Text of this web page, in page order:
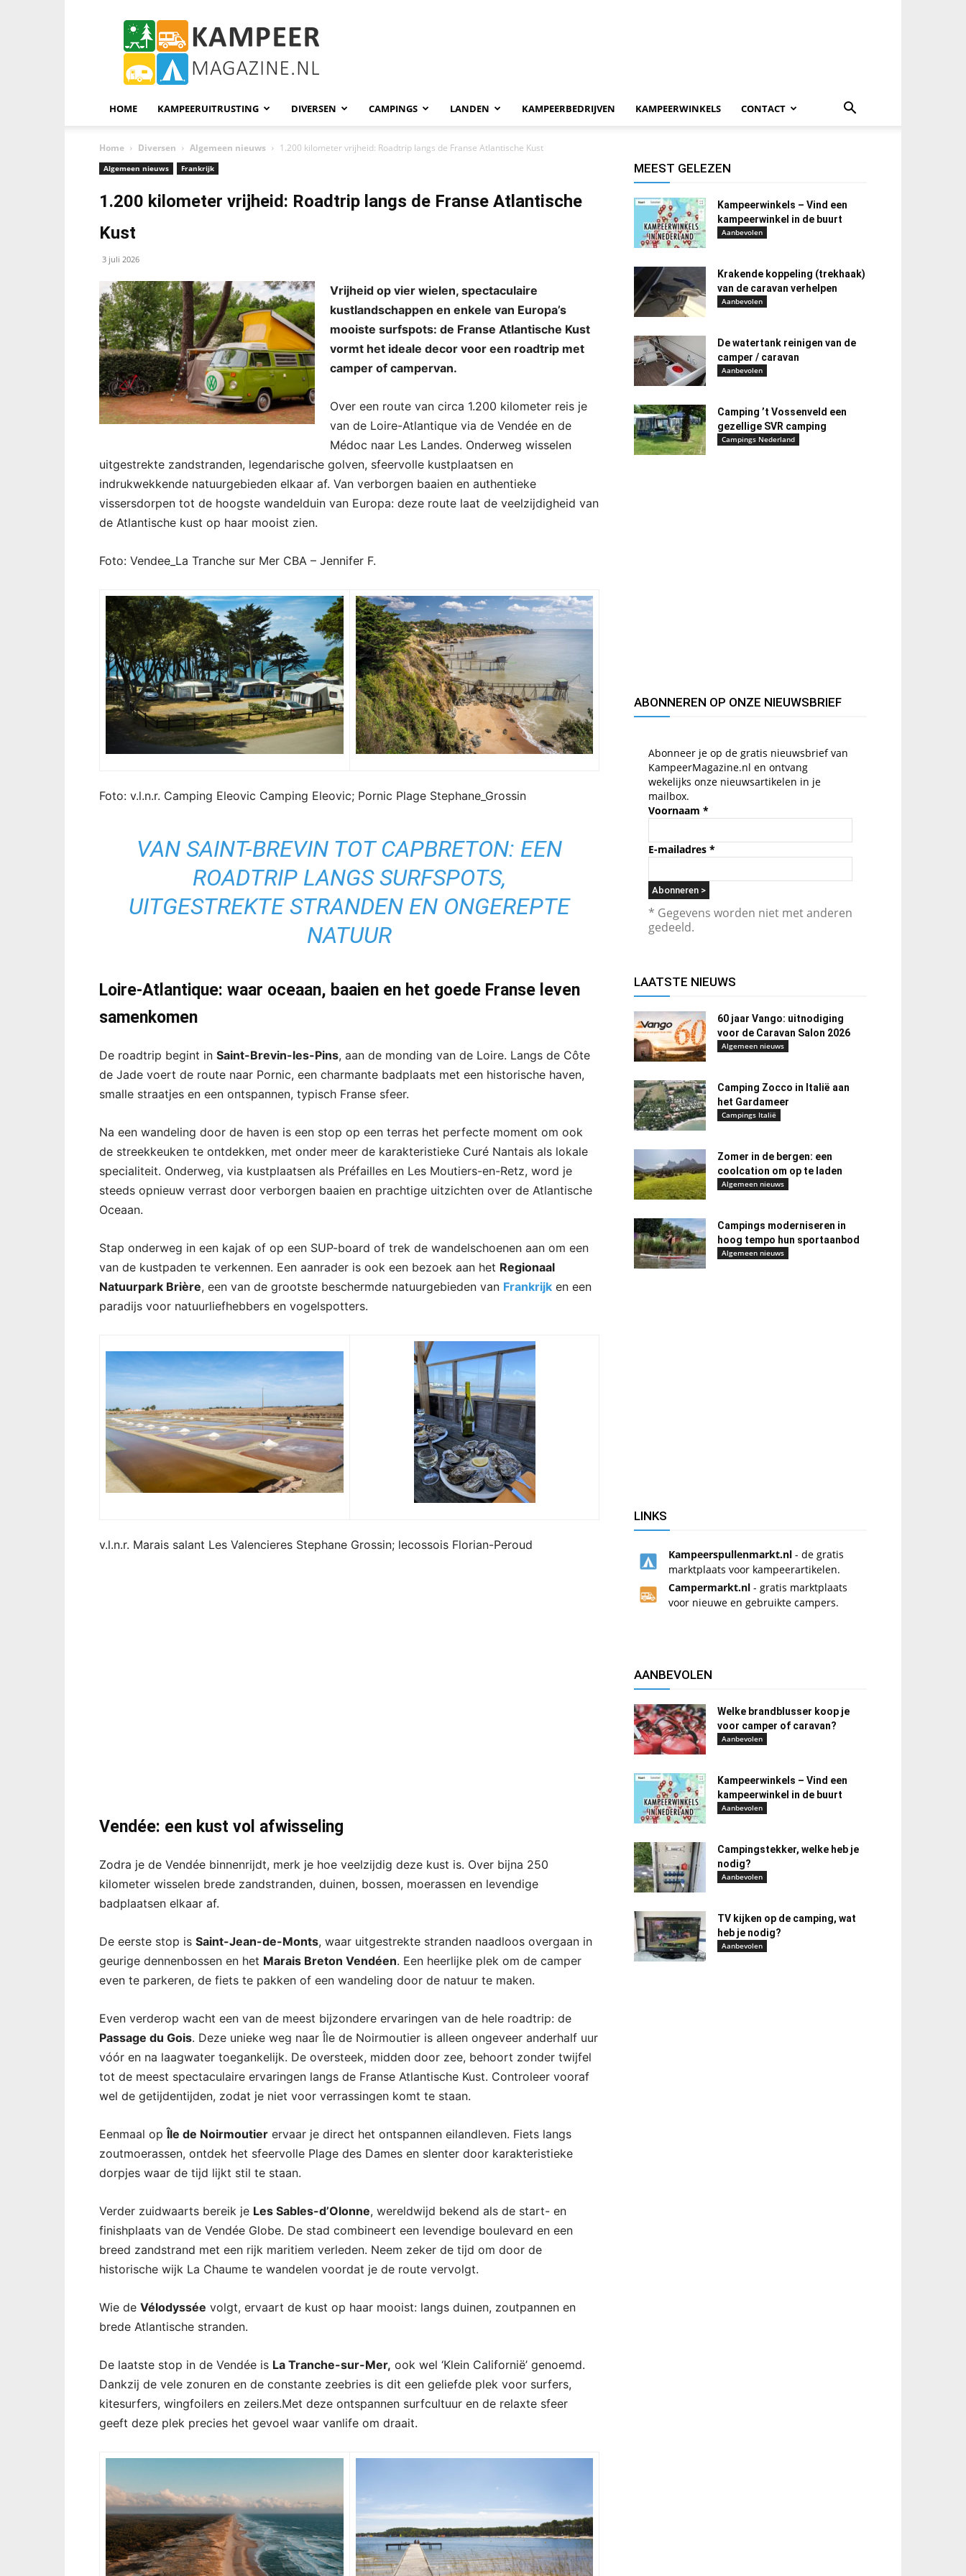
KampeerMagazine
HOME KAMPEERUITRUSTING DIVERSEN CAMPINGS LANDEN KAMPEERBEDRIJVEN KAMPEERWINKELS CONTACT
Home Diversen Algemeen nieuws 1.200 kilometer vrijheid: Roadtrip langs de Franse Atlantische Kust
Algemeen nieuws Frankrijk
1.200 kilometer vrijheid: Roadtrip langs de Franse Atlantische
Kust
3 juli 2026
Vrijheid op vier wielen, spectaculaire
kustlandschappen en enkele van Europa’s
mooiste surfspots: de Franse Atlantische Kust
vormt het ideale decor voor een roadtrip met
camper of campervan.
Over een route van circa 1.200 kilometer reis je
van de Loire-Atlantique via de Vendée en de
Médoc naar Les Landes. Onderweg wisselen
uitgestrekte zandstranden, legendarische golven, sfeervolle kustplaatsen en
indrukwekkende natuurgebieden elkaar af. Van verborgen baaien en authentieke
vissersdorpen tot de hoogste wandelduin van Europa: deze route laat de veelzijdigheid van
de Atlantische kust op haar mooist zien.
Foto: Vendee_La Tranche sur Mer CBA – Jennifer F.
Foto: v.l.n.r. Camping Eleovic Camping Eleovic; Pornic Plage Stephane_Grossin
VAN SAINT-BREVIN TOT CAPBRETON: EEN
ROADTRIP LANGS SURFSPOTS,
UITGESTREKTE STRANDEN EN ONGEREPTE
NATUUR
Loire-Atlantique: waar oceaan, baaien en het goede Franse leven
samenkomen
De roadtrip begint in Saint-Brevin-les-Pins, aan de monding van de Loire. Langs de Côte
de Jade voert de route naar Pornic, een charmante badplaats met een historische haven,
smalle straatjes en een ontspannen, typisch Franse sfeer.
Na een wandeling door de haven is een stop op een terras het perfecte moment om ook
de streekkeuken te ontdekken, met onder meer de karakteristieke Curé Nantais als lokale
specialiteit. Onderweg, via kustplaatsen als Préfailles en Les Moutiers-en-Retz, word je
steeds opnieuw verrast door verborgen baaien en prachtige uitzichten over de Atlantische
Oceaan.
Stap onderweg in een kajak of op een SUP-board of trek de wandelschoenen aan om een
van de kustpaden te verkennen. Een aanrader is ook een bezoek aan het Regionaal
Natuurpark Brière, een van de grootste beschermde natuurgebieden van Frankrijk en een
paradijs voor natuurliefhebbers en vogelspotters.
v.l.n.r. Marais salant Les Valencieres Stephane Grossin; lecossois Florian-Peroud
Vendée: een kust vol afwisseling
Zodra je de Vendée binnenrijdt, merk je hoe veelzijdig deze kust is. Over bijna 250
kilometer wisselen brede zandstranden, duinen, bossen, moerassen en levendige
badplaatsen elkaar af.
De eerste stop is Saint-Jean-de-Monts, waar uitgestrekte stranden naadloos overgaan in
geurige dennenbossen en het Marais Breton Vendéen. Een heerlijke plek om de camper
even te parkeren, de fiets te pakken of een wandeling door de natuur te maken.
Even verderop wacht een van de meest bijzondere ervaringen van de hele roadtrip: de
Passage du Gois. Deze unieke weg naar Île de Noirmoutier is alleen ongeveer anderhalf uur
vóór en na laagwater toegankelijk. De oversteek, midden door zee, behoort zonder twijfel
tot de meest spectaculaire ervaringen langs de Franse Atlantische Kust. Controleer vooraf
wel de getijdentijden, zodat je niet voor verrassingen komt te staan.
Eenmaal opÎle de Noirmoutier ervaar je direct het ontspannen eilandleven. Fiets langs
zoutmoerassen, ontdek het sfeervolle Plage des Dames en slenter door karakteristieke
dorpjes waar de tijd lijkt stil te staan.
Verder zuidwaarts bereik je Les Sables-d’Olonne, wereldwijd bekend als de start- en
finishplaats van de Vendée Globe. De stad combineert een levendige boulevard en een
breed zandstrand met een rijk maritiem verleden. Neem zeker de tijd om door de
historische wijk La Chaume te wandelen voordat je de route vervolgt.
Wie de Vélodyssée volgt, ervaart de kust op haar mooist: langs duinen, zoutpannen en
brede Atlantische stranden.
De laatste stop in de Vendée is La Tranche-sur-Mer, ook wel ‘Klein Californië’ genoemd.
Dankzij de vele zonuren en de constante zeebries is dit een geliefde plek voor surfers,
kitesurfers, wingfoilers en zeilers.Met deze ontspannen surfcultuur en de relaxte sfeer
geeft deze plek precies het gevoel waar vanlife om draait.
MEEST GELEZEN
Kampeerwinkels – Vind een
kampeerwinkel in de buurt
Aanbevolen
Krakende koppeling (trekhaak)
van de caravan verhelpen
Aanbevolen
De watertank reinigen van de
camper / caravan
Aanbevolen
Camping ’t Vossenveld een
gezellige SVR camping
Campings Nederland
ABONNEREN OP ONZE NIEUWSBRIEF
Abonneer je op de gratis nieuwsbrief van
KampeerMagazine.nl en ontvang
wekelijks onze nieuwsartikelen in je
mailbox.
Voornaam *
E-mailadres *
* Gegevens worden niet met anderen
gedeeld.
LAATSTE NIEUWS
60 jaar Vango: uitnodiging
voor de Caravan Salon 2026
Algemeen nieuws
Camping Zocco in Italië aan
het Gardameer
Campings Italië
Zomer in de bergen: een
coolcation om op te laden
Algemeen nieuws
Campings moderniseren in
hoog tempo hun sportaanbod
Algemeen nieuws
LINKS
Kampeerspullenmarkt.nl - de gratis
marktplaats voor kampeerartikelen.
Campermarkt.nl - gratis marktplaats
voor nieuwe en gebruikte campers.
AANBEVOLEN
Welke brandblusser koop je
voor camper of caravan?
Aanbevolen
Kampeerwinkels – Vind een
kampeerwinkel in de buurt
Aanbevolen
Campingstekker, welke heb je
nodig?
Aanbevolen
TV kijken op de camping, wat
heb je nodig?
Aanbevolen